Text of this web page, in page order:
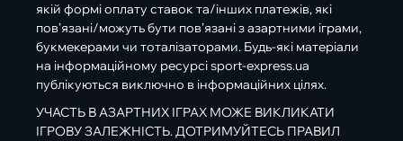
якій формі оплату ставок та/інших платежів, які
пов’язані/можуть бути пов’язані з азартними іграми,
букмекерами чи тоталізаторами. Будь-які матеріали
на інформаційному ресурсі sport-express.ua
публікуються виключно в інформаційних цілях.
УЧАСТЬ В АЗАРТНИХ ІГРАХ МОЖЕ ВИКЛИКАТИ
ІГРОВУ ЗАЛЕЖНІСТЬ. ДОТРИМУЙТЕСЬ ПРАВИЛ